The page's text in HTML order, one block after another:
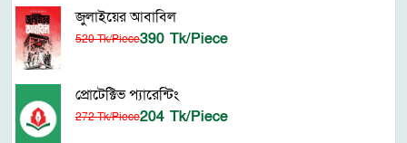
জুলাইয়ের আবাবিল
520 Tk/Piece390 Tk/Piece
প্রোটেক্টিভ প্যারেন্টিং
272 Tk/Piece204 Tk/Piece